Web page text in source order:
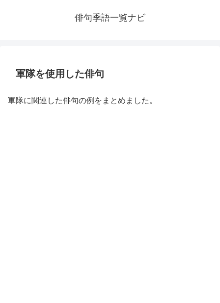
俳句季語一覧ナビ
軍隊を使用した俳句
軍隊に関連した俳句の例をまとめました。